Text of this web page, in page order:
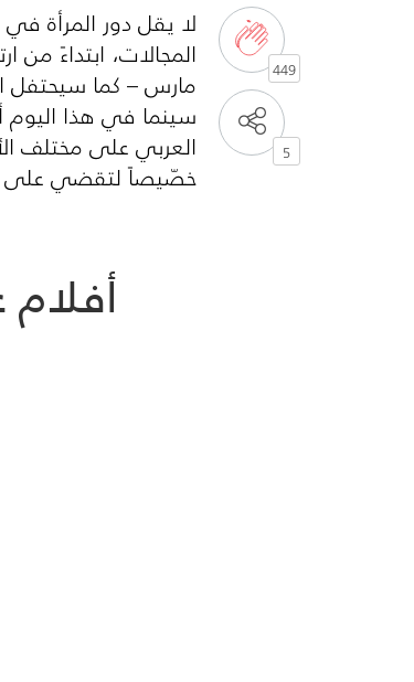
449
5
لا يقل دور المرأة
المجالات، ابتداءً من
مارس – كما سيحتفل
سينما في هذا اليوم
العربي على مختلف
خصّيصاً لتقضي على